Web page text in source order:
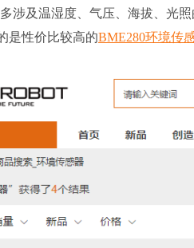
涉及温湿度、气压、海拔、光
是性价比较高的BME280环境传